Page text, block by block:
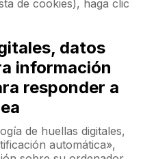
de cookies), haga clic
datos
información
responder a
de huellas digitales,
automática»,